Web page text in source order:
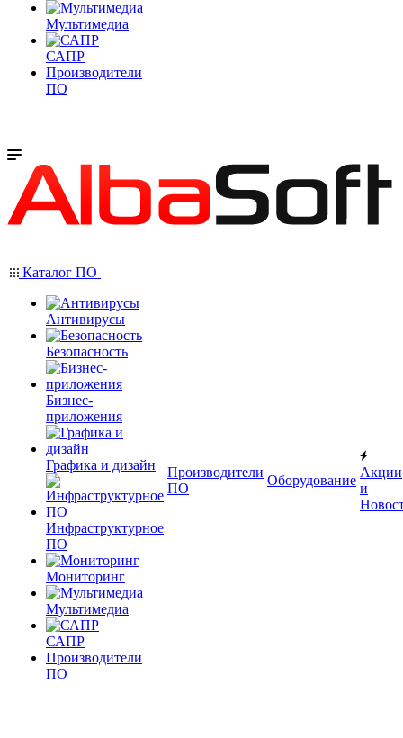
Мультимедиа
САПР
Производители
ПО
Каталог ПО
Антивирусы
Безопасность
Бизнес-
приложения
Графика и дизайн
Инфраструктурное
ПО
Мониторинг
Мультимедиа
САПР
Производители
ПО
Производители
ПО
Оборудование
Акции
и